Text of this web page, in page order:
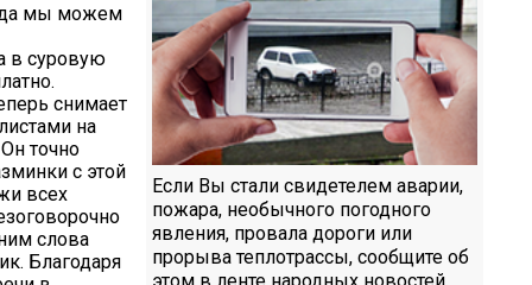
мы можем
в суровую
снимает
на
точно
с этой
всех
слова
Благодаря
Если Вы стали свидетелем аварии,
пожара, необычного погодного
явления, провала дороги или
прорыва теплотрассы, сообщите об